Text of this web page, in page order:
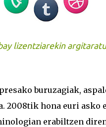
lizentziarekin
buruzagiak,
2008tik hona euri
erabiltzen